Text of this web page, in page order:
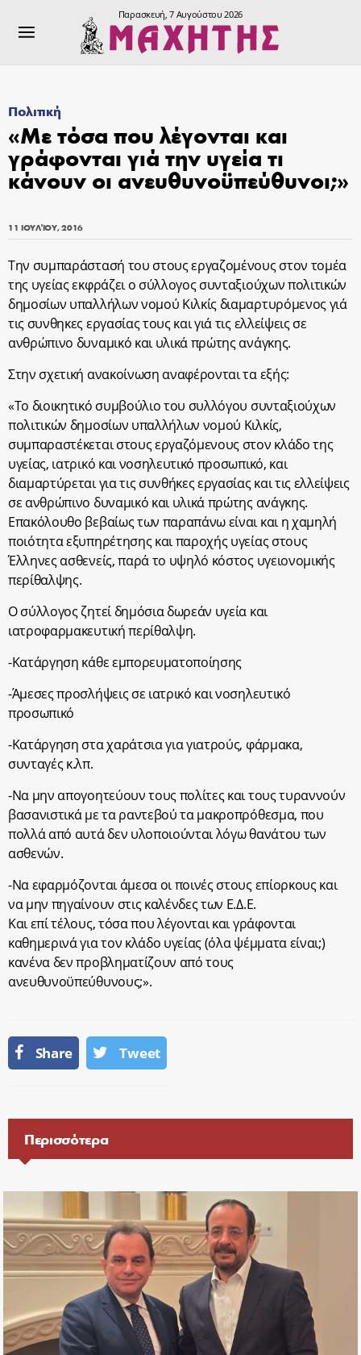
Παρασκευή, 7 Αυγούστου 2026
Πολιτική
«Με τόσα που λέγονται και
γράφονται γιά την υγεία τι
κάνουν οι ανευθυνοϋπεύθυνοι;»
11 ΙΟΥΛΊΟΥ, 2016
Την συμπαράστασή του στους εργαζομένους στον τομέα
της υγείας εκφράζει ο σύλλογος συνταξιούχων πολιτικών
δημοσίων υπαλλήλων νομού Κιλκίς διαμαρτυρόμενος γιά
τις συνθηκες εργασίας τους και γιά τις ελλείψεις σε
ανθρώπινο δυναμικό και υλικά πρώτης ανάγκης.
Στην σχετική ανακοίνωση αναφέρονται τα εξής:
«Το διοικητικό συμβούλιο του συλλόγου συνταξιούχων
πολιτικών δημοσίων υπαλλήλων νομού Κιλκίς,
συμπαραστέκεται στους εργαζόμενους στον κλάδο της
υγείας, ιατρικό και νοσηλευτικό προσωπικό, και
διαμαρτύρεται για τις συνθήκες εργασίας και τις ελλείψεις
σε ανθρώπινο δυναμικό και υλικά πρώτης ανάγκης.
Επακόλουθο βεβαίως των παραπάνω είναι και η χαμηλή
ποιότητα εξυπηρέτησης και παροχής υγείας στους
Έλληνες ασθενείς, παρά το υψηλό κόστος υγειονομικής
περίθαλψης.
Ο σύλλογος ζητεί δημόσια δωρεάν υγεία και
ιατροφαρμακευτική περίθαλψη.
-Κατάργηση κάθε εμπορευματοποίησης
-Άμεσες προσλήψεις σε ιατρικό και νοσηλευτικό
προσωπικό
-Κατάργηση στα χαράτσια για γιατρούς, φάρμακα,
συνταγές κ.λπ.
-Να μην απογοητεύουν τους πολίτες και τους τυραννούν
βασανιστικά με τα ραντεβού τα μακροπρόθεσμα, που
πολλά από αυτά δεν υλοποιούνται λόγω θανάτου των
ασθενών.
-Να εφαρμόζονται άμεσα οι ποινές στους επίορκους και
να μην πηγαίνουν στις καλένδες των Ε.Δ.Ε.
Και επί τέλους, τόσα που λέγονται και γράφονται
καθημερινά για τον κλάδο υγείας (όλα ψέμματα είναι;)
κανένα δεν προβληματίζουν από τους
ανευθυνοϋπεύθυνους;».
Share Tweet
Περισσότερα